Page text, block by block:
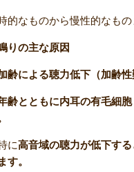
的なものから慢性的なも
りの主な原因
齢による聴力低下（加齢性
齢とともに内耳の有毛細
に高音域の聴力が低下す
す。